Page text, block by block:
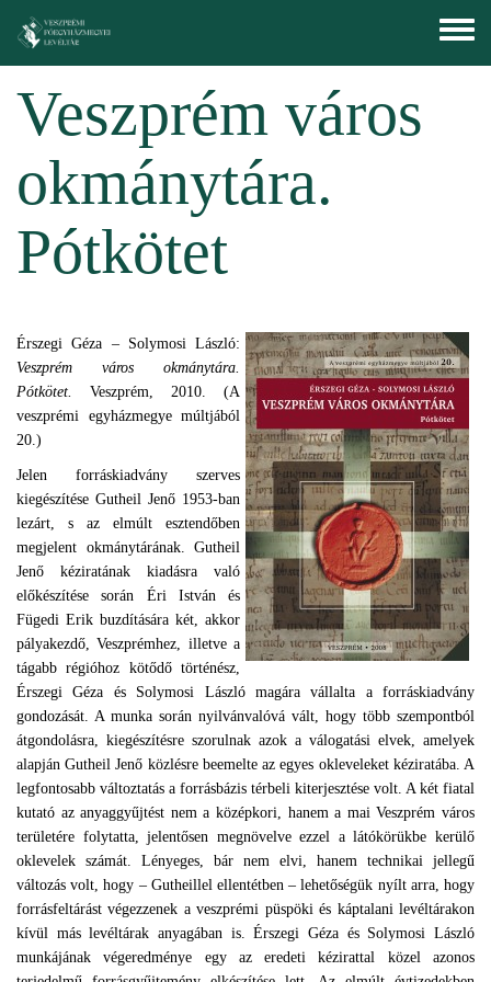
Toggle
menu
Veszprém város
okmánytára.
Pótkötet
Érszegi Géza – Solymosi László:
Veszprém város okmánytára.
Pótkötet.
Veszprém, 2010. (A
veszprémi egyházmegye múltjából
20.)
Jelen forráskiadvány szerves
kiegészítése Gutheil Jenő 1953-ban
lezárt, s az elmúlt esztendőben
megjelent okmánytárának. Gutheil
Jenő kéziratának kiadásra való
előkészítése során Éri István és
Fügedi Erik buzdítására két, akkor
pályakezdő, Veszprémhez, illetve a
tágabb régióhoz kötődő történész,
Érszegi Géza és Solymosi László magára vállalta a forráskiadvány
gondozását. A munka során nyilvánvalóvá vált, hogy több szempontból
átgondolásra, kiegészítésre szorulnak azok a válogatási elvek, amelyek
alapján Gutheil Jenő közlésre beemelte az egyes okleveleket kéziratába. A
legfontosabb változtatás a forrásbázis térbeli kiterjesztése volt. A két fiatal
kutató az anyaggyűjtést nem a középkori, hanem a mai Veszprém város
területére folytatta, jelentősen megnövelve ezzel a látókörükbe kerülő
oklevelek számát. Lényeges, bár nem elvi, hanem technikai jellegű
változás volt, hogy – Gutheillel ellentétben – lehetőségük nyílt arra, hogy
forrásfeltárást végezzenek a veszprémi püspöki és káptalani levéltárakon
kívül más levéltárak anyagában is. Érszegi Géza és Solymosi László
munkájának végeredménye egy az eredeti kézirattal közel azonos